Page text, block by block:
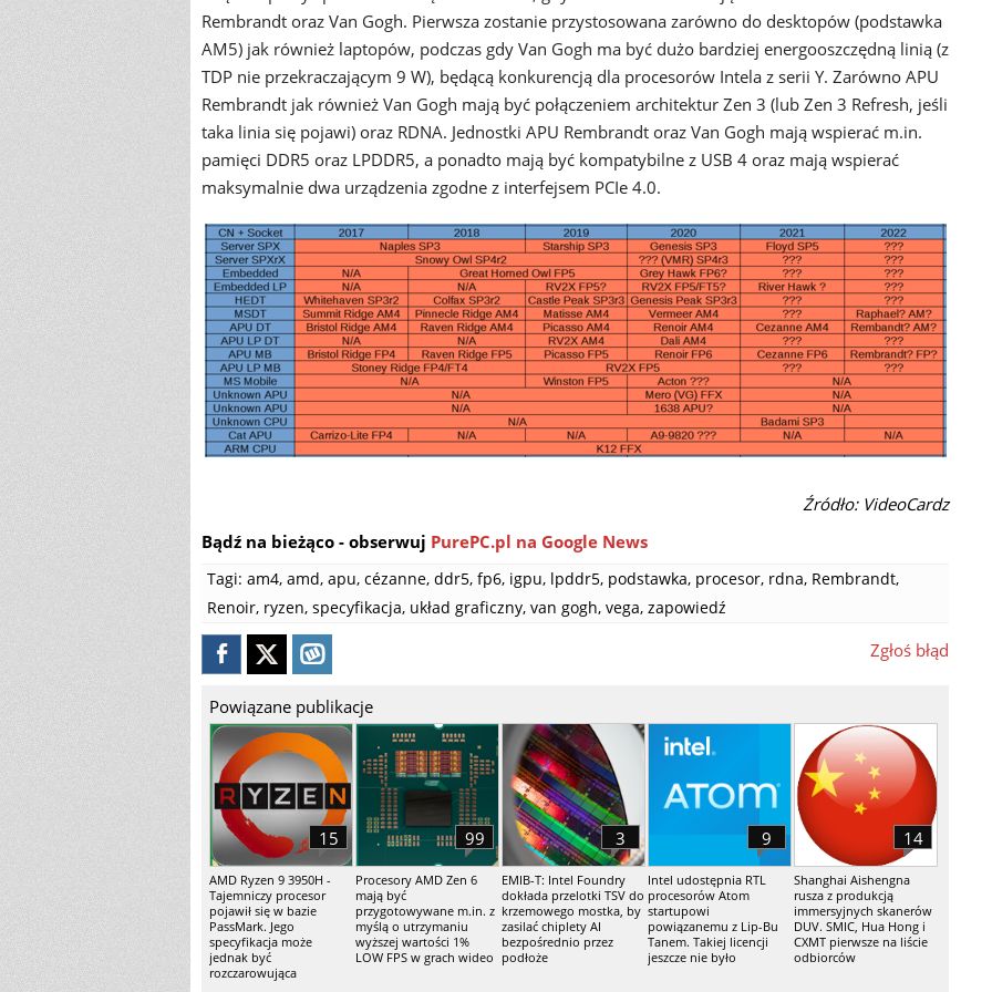
Rembrandt oraz Van Gogh. Pierwsza zostanie przystosowana zarówno do desktopów (podstawka
AM5) jak również laptopów, podczas gdy Van Gogh ma być dużo bardziej energooszczędną linią (z
TDP nie przekraczającym 9 W), będącą konkurencją dla procesorów Intela z serii Y. Zarówno APU
Rembrandt jak również Van Gogh mają być połączeniem architektur Zen 3 (lub Zen 3 Refresh, jeśli
taka linia się pojawi) oraz RDNA. Jednostki APU Rembrandt oraz Van Gogh mają wspierać m.in.
pamięci DDR5 oraz LPDDR5, a ponadto mają być kompatybilne z USB 4 oraz mają wspierać
maksymalnie dwa urządzenia zgodne z interfejsem PCIe 4.0.
Źródło: VideoCardz
Bądź na bieżąco - obserwuj PurePC.pl na Google News
Tagi: am4, amd, apu, cézanne, ddr5, fp6, igpu, lpddr5, podstawka, procesor, rdna, Rembrandt,
Renoir, ryzen, specyfikacja, układ graficzny, van gogh, vega, zapowiedź
Zgłoś błąd
Powiązane publikacje
AMD Ryzen 9 3950H -
Tajemniczy procesor
pojawił się w bazie
PassMark. Jego
specyfikacja może
jednak być
rozczarowująca
15
Procesory AMD Zen 6
mają być
przygotowywane m.in. z
myślą o utrzymaniu
wyższej wartości 1%
LOW FPS w grach wideo
99
EMIB-T: Intel Foundry
dokłada przelotki TSV do
krzemowego mostka, by
zasilać chiplety AI
bezpośrednio przez
podłoże
3
Intel udostępnia RTL
procesorów Atom
startupowi
powiązanemu z Lip-Bu
Tanem. Takiej licencji
jeszcze nie było
9
Shanghai Aishengna
rusza z produkcją
immersyjnych skanerów
DUV. SMIC, Hua Hong i
CXMT pierwsze na liście
odbiorców
14